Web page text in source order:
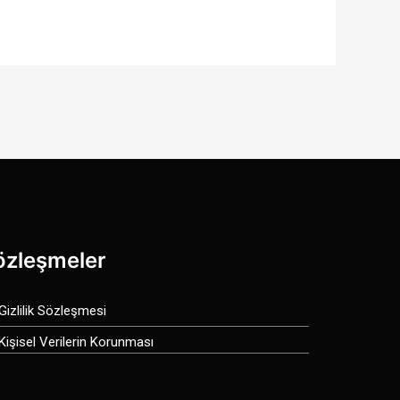
Sözleşmesi
Verilerin Korunması